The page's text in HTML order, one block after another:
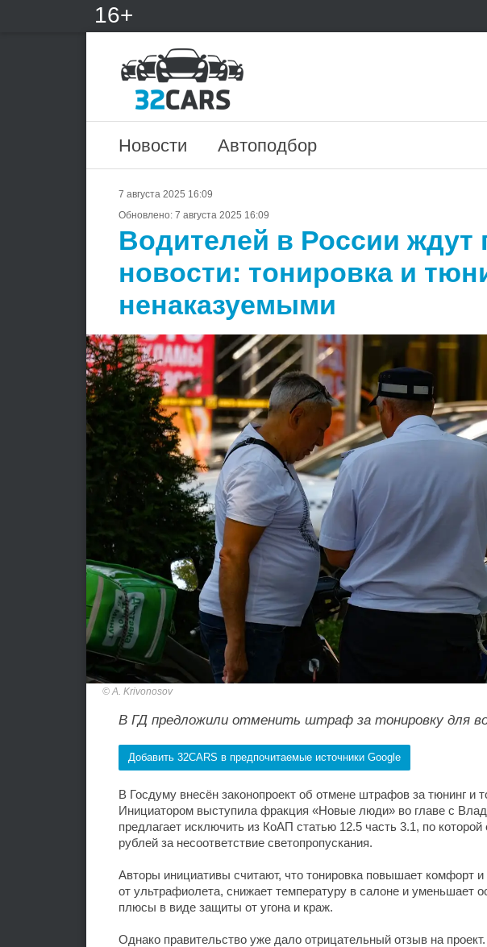
16+
Новости Автоподбор
7 августа 2025 16:09
Обновлено: 7 августа 2025 16:09
Водителей в России ждут
новости: тонировка и
ненаказуемыми
A. Krivonosov
В ГД предложили отменить штраф за тонировку для
Добавить 32CARS в предпочитаемые источники Google
В Госдуму внесён законопроект об отмене штрафов за тюнинг и
Инициатором выступила фракция «Новые люди» во главе с
предлагает исключить из КоАП статью 12.5 часть 3.1, по
рублей за несоответствие светопропускания.
Авторы инициативы считают, что тонировка повышает комфорт
от ультрафиолета, снижает температуру в салоне и уменьшает
плюсы в виде защиты от угона и краж.
Однако правительство уже дало отрицательный отзыв на